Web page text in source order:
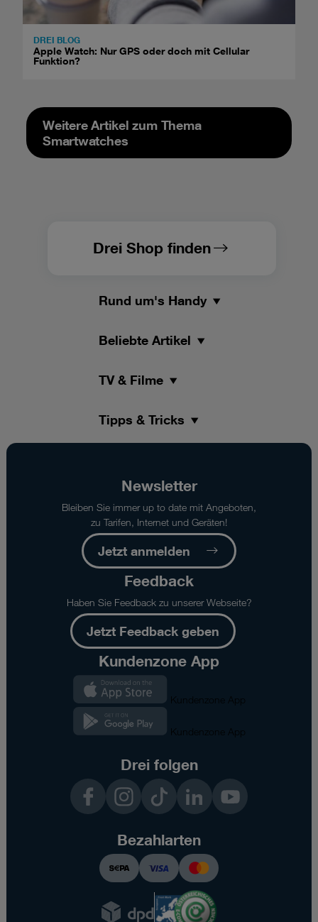
DREI BLOG
Apple Watch: Nur GPS oder doch mit Cellular
Funktion?
Weitere Artikel zum Thema
Smartwatches
Drei Shop finden
Rund um's Handy
Beliebte Artikel
TV & Filme
Tipps & Tricks
Newsletter
Bleiben Sie immer up to date mit Angeboten,
zu Tarifen, Internet und Geräten!
Jetzt anmelden
Feedback
Haben Sie Feedback zu unserer Webseite?
Jetzt Feedback geben
Kundenzone App
Kundenzone App
Kundenzone App
Drei folgen
InstagramTikTok LinkedIn YouTube
Bezahlarten